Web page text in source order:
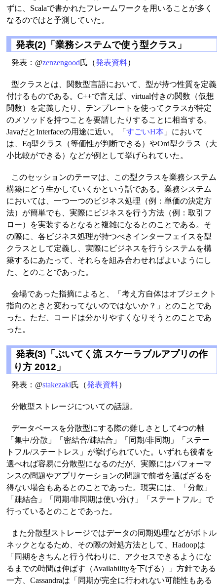
ずに、Scalaで書かれたフレームワークを用いることが多く
なるのではと予測していた。
発表(2)「業務システムで使う型クラス」
発表：@zenzengood氏（発表資料）
型クラスとは、関数型言語において、型が持つ性質を定義
付けるものである。C++で言えば、virtual付きの関数（仮想
関数）を定義したり、テンプレートを使ってクラスが特定
のメソッドを持つことを要請したりすることに相当する。
JavaだとInterfaceの用途に近い。「 すごいH本 」において
は、Eq型クラス（等価性が判断できる）やOrd型クラス（大
小比較ができる）などが例として挙げられていた。
このセッションのテーマは、この型クラスを業務システム
構築にどう生かしていくかという話である。業務システム
においては、一つ一つのビジネス処理（例：単価の決定方
法）が簡単でも、実際にビジネスを行う方法（例：取引フ
ロー）を実装するとなると複雑になるとのことである。そ
の際に、各ビジネス処理が持つべきインターフェイスを型
クラスとして定義し、実際にビジネスを行うシステムを構
築するにあたって、それらを組み合わせればよいようにし
た、とのことであった。
会場であった指摘によると、「考え方自体はオブジェクト
指向のときと変わってないのではないか？」とのことであ
った。ただ、コードは分かりやすくなりそうとのことであ
った。
発表(3)「ぶいてく流 スケーラブルアプリの作
り方 2012」
発表：@stakezaki氏（発表資料）
分散型ストレージについての話題。
データベースを分散型にする際の難しさとして4つの軸
「集中/分散」「密結合/疎結合」「同期/非同期」「ステー
トフル/ステートレス」が挙げられていた。いずれも後者を
選べれば容易に分散型になるのだが、実際にはパフォーマ
ンスの問題やアプリケーションの問題で前者を選ばざるを
得ない場合もあるとのことであった。現実には、「分散」
「疎結合」「同期/非同期は使い分け」「ステートフル」で
行っているとのことであった。
また分散型ストレージではデータの同期処理などがボトル
ネックとなるため、その際の対処方法として、Hadoopは
「同期をきちんと行う代わりに、アクセスできるようにな
るまでの時間は伸ばす（Availabilityを下げる）」方針である
一方、Cassandraは「同期が完全に行われない可能性もある